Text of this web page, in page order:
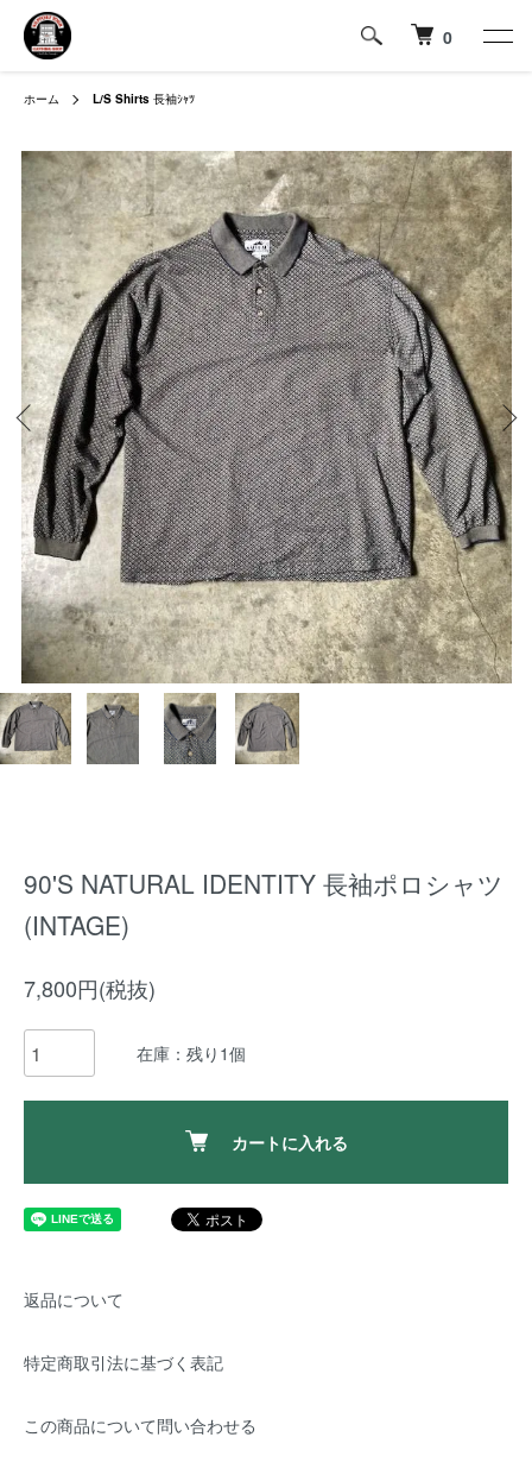
0
ホーム L/S Shirts 長袖ｼｬﾂ
90'S NATURAL IDENTITY 長袖ポロシャツ
(INTAGE)
7,800円(税抜)
在庫：残り1個
カートに入れる
返品について
特定商取引法に基づく表記
この商品について問い合わせる